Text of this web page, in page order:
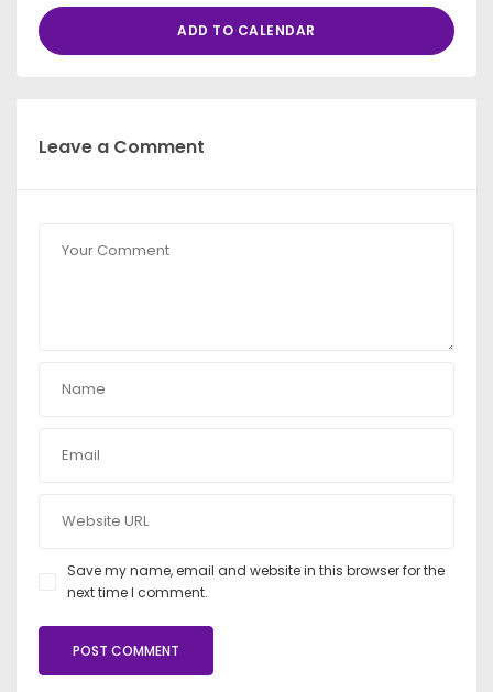
ADD TO CALENDAR
Leave a Comment
Save my name, email and website in this browser for the
next time I comment.